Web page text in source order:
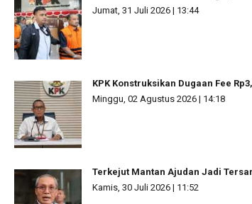
Jumat, 31 Juli 2026 | 13:44
KPK Konstruksikan Dugaan Fee
Minggu, 02 Agustus 2026 | 14:18
Terkejut Mantan Ajudan Jadi
Kamis, 30 Juli 2026 | 11:52